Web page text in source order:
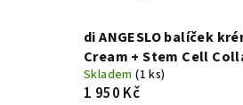
di ANGESLO balíček
Cream + Stem Cell
Skladem(1 ks)
1 950 Kč